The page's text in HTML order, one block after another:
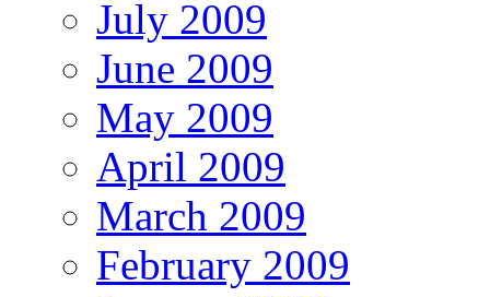
July 2009
June 2009
May 2009
April 2009
March 2009
February 2009